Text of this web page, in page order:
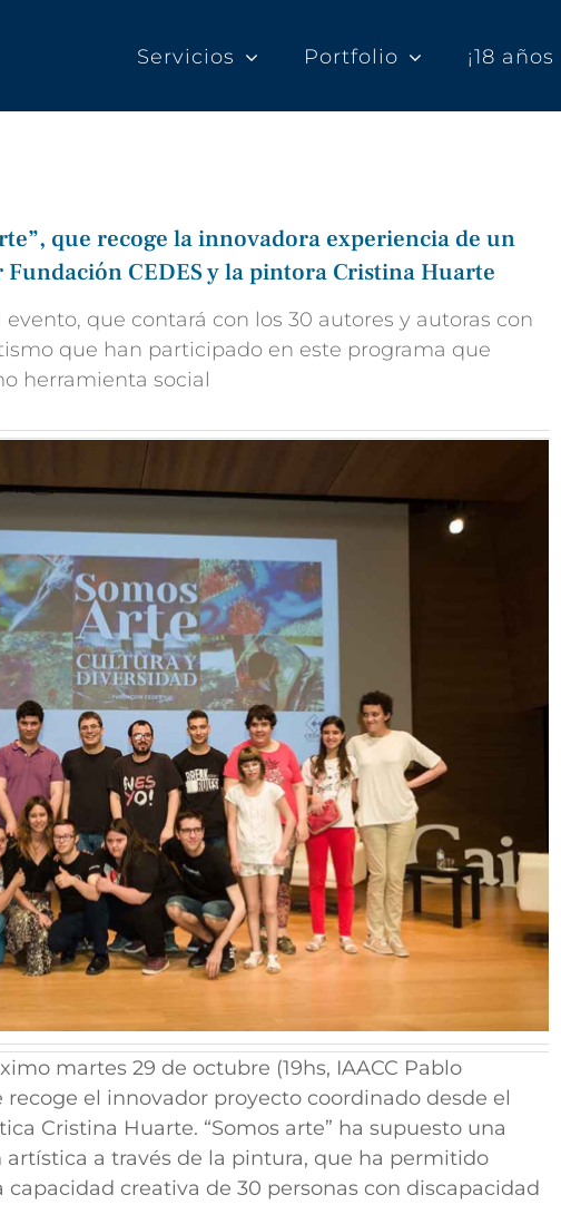
Servicios Portfolio ¡18
que recoge la innovadora experiencia de un
CEDES y la pintora Cristina Huarte
evento, que contará con los 30 autores y autoras con
que han participado en este programa que
herramienta social
martes 29 de octubre (19hs, IAACC Pablo
recoge el innovador proyecto coordinado desde el
Cristina Huarte. “Somos arte” ha supuesto una
a través de la pintura, que ha permitido
creativa de 30 personas con discapacidad